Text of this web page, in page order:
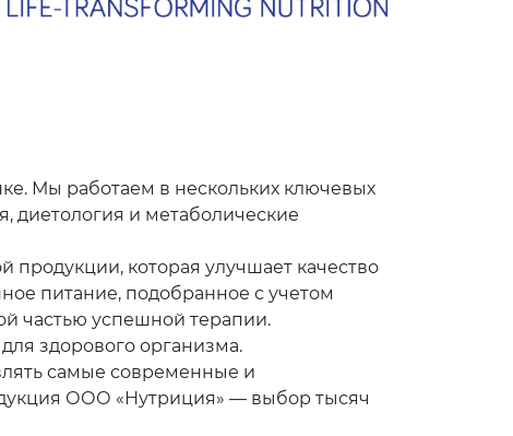
Мы работаем в нескольких ключевых
диетология и метаболические
которая улучшает качество
питание, подобранное с учетом
частью успешной терапии.
здорового организма.
самые современные и
ООО «Нутриция» — выбор тысяч